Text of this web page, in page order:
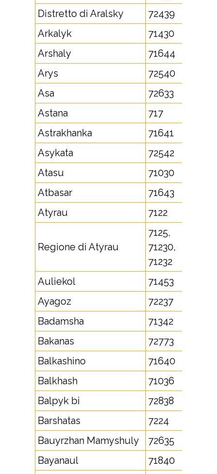
Distretto di Aralsky
72439
Arkalyk
71430
Arshaly
71644
Arys
72540
Asa
72633
Astana
717
Astrakhanka
71641
Asykata
72542
Atasu
71030
Atbasar
71643
Atyrau
7122
Regione di Atyrau
7125,
71230,
71232
Auliekol
71453
Ayagoz
72237
Badamsha
71342
Bakanas
72773
Balkashino
71640
Balkhash
71036
Balpyk bi
72838
Barshatas
7224
Bauyrzhan Mamyshuly
72635
Bayanaul
71840